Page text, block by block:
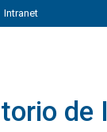
Intranet